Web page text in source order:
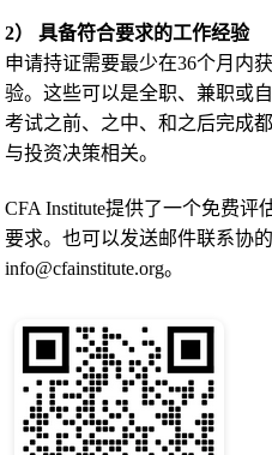
2） 具备符合要求的工作经验
申请持证需要最少在36个月内
验。这些可以是全职、兼职或
考试之前、之中、和之后完成
与投资决策相关。
CFA Institute提供了一个免费
要求。也可以发送邮件联系协
info@cfainstitute.org。